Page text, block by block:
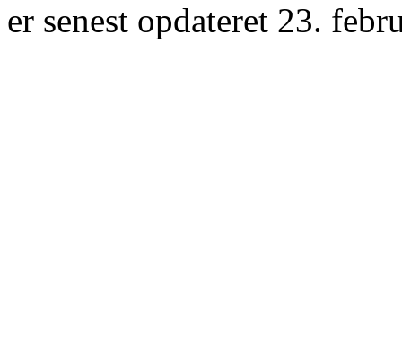
er senest opdateret 23.